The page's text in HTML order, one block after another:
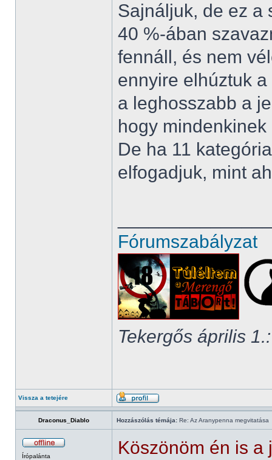
Sajnáljuk, de ez a
40 %-ában
fennáll, és nem
ennyire elhúztuk
a leghosszabb a
hogy
De ha 11
elfogadjuk, mint
Fórumszabályzat
Tekergős április 1.:
Vissza a tetejére
Draconus_Diablo Hozzászólás témája: Re: Az Aranypenna megvitatása
Írópalánta
Köszönöm én is